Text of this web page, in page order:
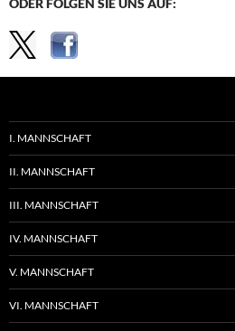
ODER FOLGEN SIE UNS AUF:
I. MANNSCHAFT
II. MANNSCHAFT
III. MANNSCHAFT
IV. MANNSCHAFT
V. MANNSCHAFT
VI. MANNSCHAFT